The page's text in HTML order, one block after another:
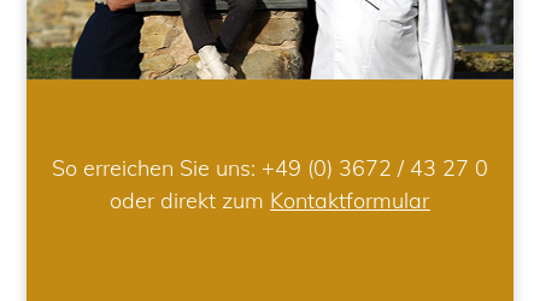
So erreichen Sie uns: +49 (0) 3672 / 43 27 0
oder direkt zum Kontaktformular